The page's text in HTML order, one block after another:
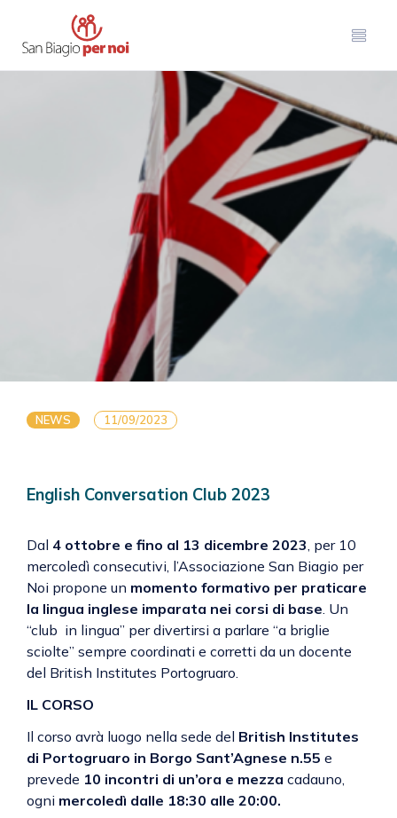
NEWS 11/09/2023
English Conversation Club 2023
Dal 4 ottobre e fino al 13 dicembre 2023, per 10
mercoledì consecutivi, l’Associazione San Biagio per
Noi propone un momento formativo per praticare
la lingua inglese imparata nei corsi di base. Un
“club in lingua” per divertirsi a parlare “a briglie
sciolte” sempre coordinati e corretti da un docente
del British Institutes Portogruaro.
IL CORSO
Il corso avrà luogo nella sede del British Institutes
di Portogruaro in Borgo Sant’Agnese n.55 e
prevede 10 incontri di un’ora e mezza cadauno,
ogni mercoledì dalle 18:30 alle 20:00.